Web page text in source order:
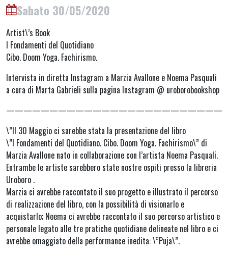
Sabato 30/05/2020
Artist\’s Book
I Fondamenti del Quotidiano
Cibo. Doom Yoga. Fachirismo.
Intervista in diretta Instagram a Marzia Avallone e Noema Pasquali
a cura di Marta Gabrieli sulla pagina Instagram @ uroborobookshop
—————————————————————————
\”Il 30 Maggio ci sarebbe stata la presentazione del libro
\”I Fondamenti del Quotidiano. Cibo. Doom Yoga. Fachirismo\” di
Marzia Avallone nato in collaborazione con l’artista Noema Pasquali.
Entrambe le artiste sarebbero state nostre ospiti presso la libreria
Uroboro .
Marzia ci avrebbe raccontato il suo progetto e illustrato il percorso
di realizzazione del libro, con la possibilità di visionarlo e
acquistarlo; Noema ci avrebbe raccontato il suo percorso artistico e
personale legato alle tre pratiche quotidiane delineate nel libro e ci
avrebbe omaggiato della performance inedita: \”Puja\”.